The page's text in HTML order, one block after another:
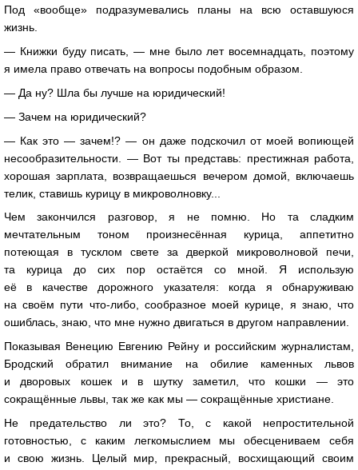
Под «вообще» подразумевались планы на всю оставшуюся
жизнь.
— Книжки буду писать, — мне было лет восемнадцать, поэтому
я имела право отвечать на вопросы подобным образом.
— Да ну? Шла бы лучше на юридический!
— Зачем на юридический?
— Как это — зачем!? — он даже подскочил от моей вопиющей
несообразительности. — Вот ты представь: престижная работа,
хорошая зарплата, возвращаешься вечером домой, включаешь
телик, ставишь курицу в микроволновку...
Чем закончился разговор, я не помню. Но та сладким
мечтательным тоном произнесённая курица, аппетитно
потеющая в тусклом свете за дверкой микроволновой печи,
та курица до сих пор остаётся со мной. Я использую
её в качестве дорожного указателя: когда я обнаруживаю
на своём пути что-либо, сообразное моей курице, я знаю, что
ошиблась, знаю, что мне нужно двигаться в другом направлении.
Показывая Венецию Евгению Рейну и российским журналистам,
Бродский обратил внимание на обилие каменных львов
и дворовых кошек и в шутку заметил, что кошки — это
сокращённые львы, так же как мы — сокращённые христиане.
Не предательство ли это? То, с какой непростительной
готовностью, с каким легкомыслием мы обесцениваем себя
и свою жизнь. Целый мир, прекрасный, восхищающий своим